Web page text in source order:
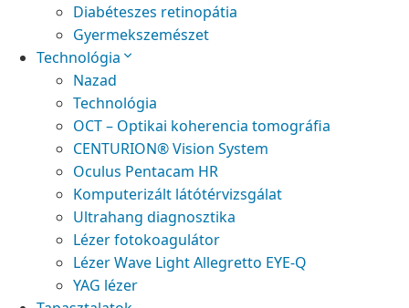
Diabéteszes retinopátia
Gyermekszemészet
Technológia
Nazad
Technológia
OCT – Optikai koherencia tomográfia
CENTURION® Vision System
Oculus Pentacam HR
Komputerizált látótérvizsgálat
Ultrahang diagnosztika
Lézer fotokoagulátor
Lézer Wave Light Allegretto EYE-Q
YAG lézer